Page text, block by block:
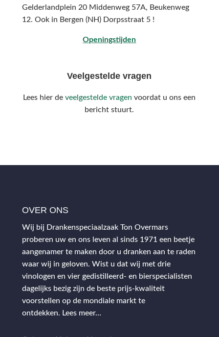
Gelderlandplein 20 Middenweg 57A, Beukenweg
12. Ook in Bergen (NH) Dorpsstraat 5 !
Openingstijden
Veelgestelde vragen
Lees hier deveelgestelde vragen voordat u ons een
bericht stuurt.
OVER ONS
Wij bij Drankenspeciaalzaak Ton Overmars
proberen uw en ons leven al sinds 1971 een beetje
aangenamer te maken door u dranken aan te raden
waar wij in geloven. Wist u dat wij met drie
vinologen en vier gedistilleerd- en bierspecialisten
dagelijks bezig zijn de beste prijs-kwaliteit
voorstellen op de mondiale markt te
ontdekken. Lees meer…